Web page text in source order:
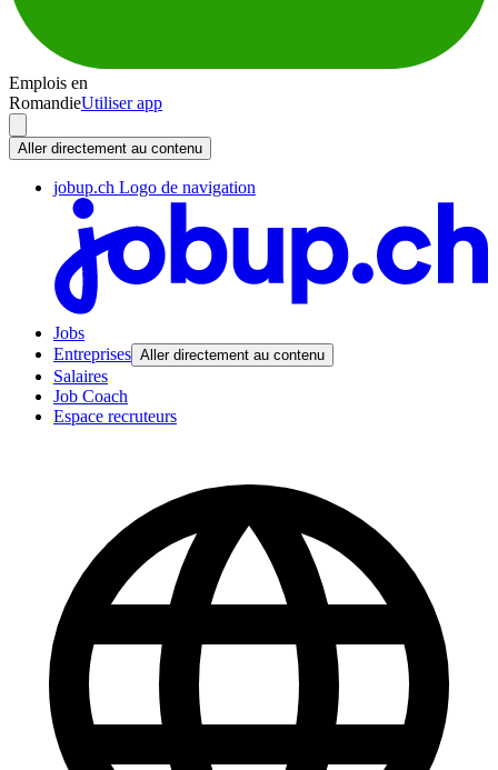
Emplois en
RomandieUtiliser app
Aller directement au contenu
jobup.ch Logo de navigation
Jobs
Entreprises Aller directement au contenu
Salaires
Job Coach
Espace recruteurs